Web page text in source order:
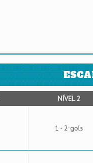
NÍVEL 2
1 - 2 gols